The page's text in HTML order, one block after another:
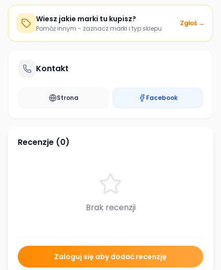
Wiesz jakie marki tu kupisz?
Pomóż innym - zaznacz marki i typ sklepu
Zgłoś →
Kontakt
Strona Facebook
Recenzje (0)
Brak recenzji
Zaloguj się aby dodać recenzję